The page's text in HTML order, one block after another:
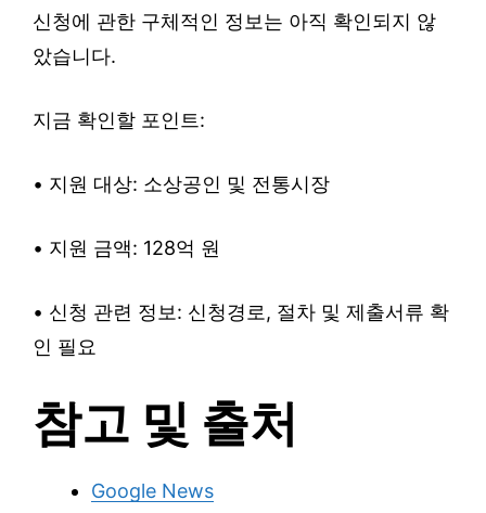
신청에 관한 구체적인 정보는 아직 확인되지 않
았습니다.
지금 확인할 포인트:
• 지원 대상: 소상공인 및 전통시장
• 지원 금액: 128억 원
• 신청 관련 정보: 신청경로, 절차 및 제출서류 확
인 필요
참고 및 출처
Google News